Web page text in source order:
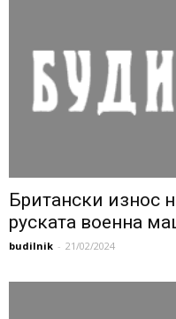
Британски износ
руската военна
budilnik - 21/02/2024